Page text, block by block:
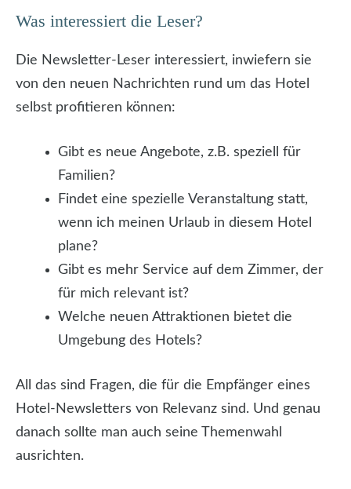
Was interessiert die Leser?
Die Newsletter-Leser interessiert, inwiefern sie
von den neuen Nachrichten rund um das Hotel
selbst profitieren können:
Gibt es neue Angebote, z.B. speziell für
Familien?
Findet eine spezielle Veranstaltung statt,
wenn ich meinen Urlaub in diesem Hotel
plane?
Gibt es mehr Service auf dem Zimmer, der
für mich relevant ist?
Welche neuen Attraktionen bietet die
Umgebung des Hotels?
All das sind Fragen, die für die Empfänger eines
Hotel-Newsletters von Relevanz sind. Und genau
danach sollte man auch seine Themenwahl
ausrichten.